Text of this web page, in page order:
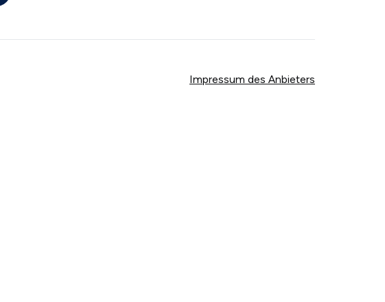
Impressum des Anbieters